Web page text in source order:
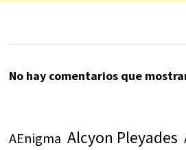
No hay comentarios que
AEnigma Alcyon Pleyades